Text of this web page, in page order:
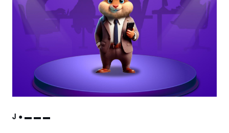
J ● ▬ ▬ ▬